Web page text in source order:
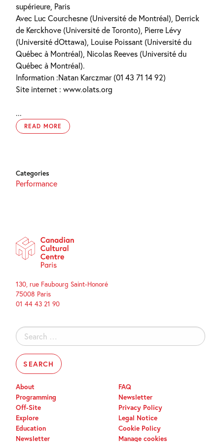
supérieure, Paris
Avec Luc Courchesne (Université de Montréal), Derrick
de Kerckhove (Université de Toronto), Pierre Lévy
(Université dOttawa), Louise Poissant (Université du
Québec à Montréal), Nicolas Reeves (Université du
Québec à Montréal).
Information :Natan Karczmar (01 43 71 14 92)
Site internet : www.olats.org
...
READ MORE
Categories
Performance
130, rue Faubourg Saint-Honoré
75008 Paris
01 44 43 21 90
Search
for:
About
Programming
Off-Site
Explore
Education
Newsletter
FAQ
Newsletter
Privacy Policy
Legal Notice
Cookie Policy
Manage cookies